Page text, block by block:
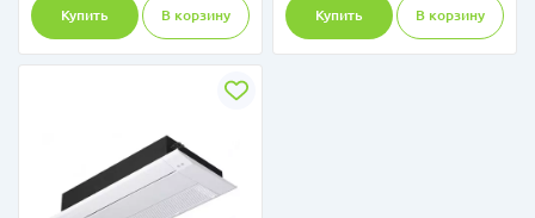
Купить В корзину Купить В корзину